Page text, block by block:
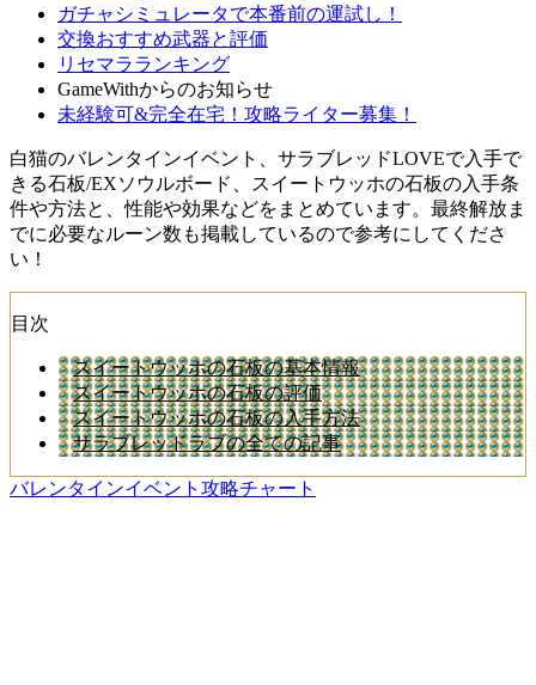
ガチャシミュレータで本番前の運試し！
交換おすすめ武器と評価
リセマラランキング
GameWithからのお知らせ
未経験可&完全在宅！攻略ライター募集！
白猫のバレンタインイベント、サラブレッドLOVEで入手で
きる石板/EXソウルボード、スイートウッホの石板の入手条
件や方法と、性能や効果などをまとめています。最終解放ま
でに必要なルーン数も掲載しているので参考にしてくださ
い！
目次
スイートウッホの石板の基本情報
スイートウッホの石板の評価
スイートウッホの石板の入手方法
サラブレッドラブの全ての記事
バレンタインイベント攻略チャート